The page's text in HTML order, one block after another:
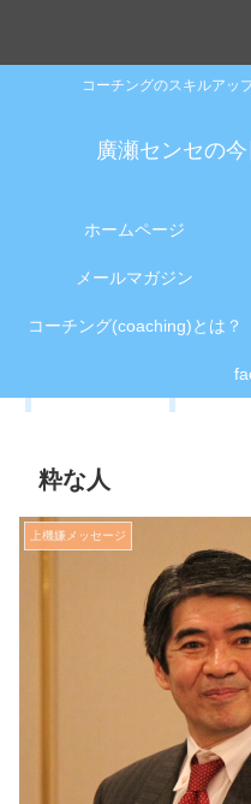
コーチングのスキルアッ
廣瀬センセの
ホームページ
メールマガジン
コーチング(coaching)とは？
粋な人
上機嫌メッセージ